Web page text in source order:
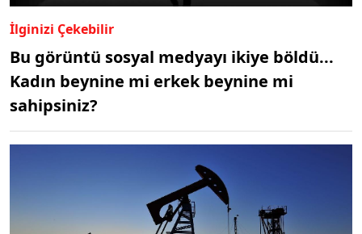
İlginizi Çekebilir
Bu görüntü sosyal medyayı ikiye böldü...
Kadın beynine mi erkek beynine mi
sahipsiniz?